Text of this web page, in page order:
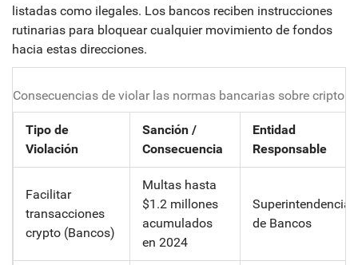
listadas como ilegales. Los bancos reciben instrucciones
rutinarias para bloquear cualquier movimiento de fondos
hacia estas direcciones.
Consecuencias de violar las normas bancarias sobre cripto
Tipo de
Violación
Sanción /
Consecuencia
Entidad
Responsable
Facilitar
transacciones
crypto (Bancos)
Multas hasta
$1.2 millones
acumulados
en 2024
Superintendencia
de Bancos